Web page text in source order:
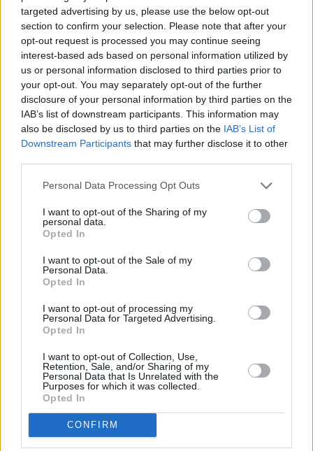
targeted advertising by us, please use the below opt-out
section to confirm your selection. Please note that after your
opt-out request is processed you may continue seeing
interest-based ads based on personal information utilized by
us or personal information disclosed to third parties prior to
your opt-out. You may separately opt-out of the further
disclosure of your personal information by third parties on the
IAB’s list of downstream participants. This information may
also be disclosed by us to third parties on the IAB’s List of
Downstream Participants that may further disclose it to other
Personal Data Processing Opt Outs
I want to opt-out of the Sharing of my
personal data.
Opted In
I want to opt-out of the Sale of my
Personal Data.
Opted In
I want to opt-out of processing my
Personal Data for Targeted Advertising.
Opted In
I want to opt-out of Collection, Use,
Retention, Sale, and/or Sharing of my
Personal Data that Is Unrelated with the
Purposes for which it was collected.
Opted In
CONFIRM
A+ A- A±
Εγγραφείτε στο Stivostime των
Τόλης Λελεκίδης